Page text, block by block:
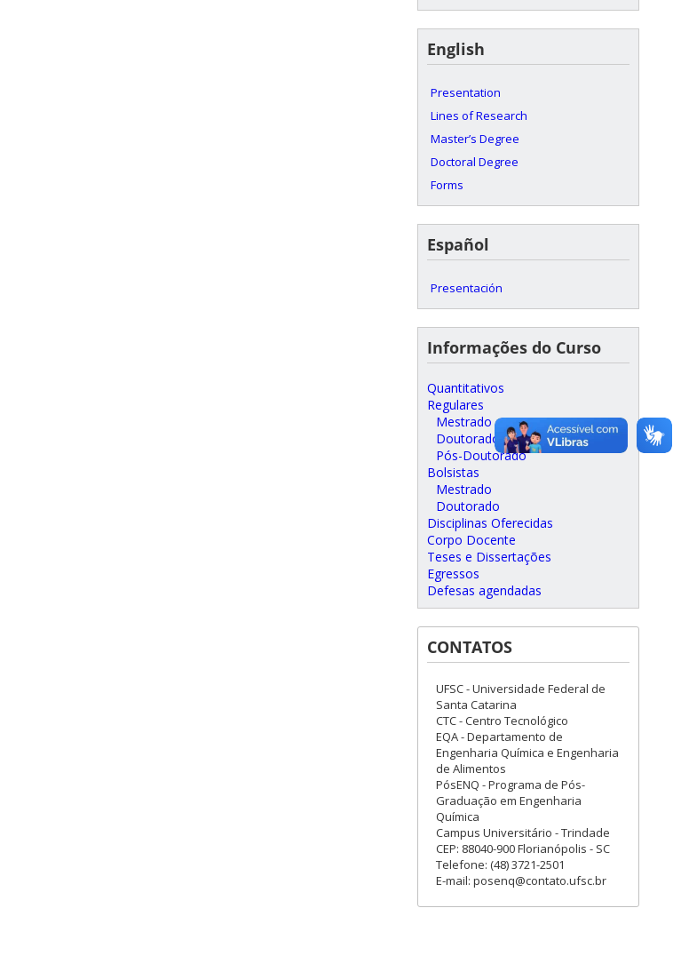
English
Presentation
Lines of Research
Master’s Degree
Doctoral Degree
Forms
Español
Presentación
Informações do Curso
Quantitativos
Regulares
Mestrado
Doutorado
Pós-Doutorado
Bolsistas
Mestrado
Doutorado
Disciplinas Oferecidas
Corpo Docente
Teses e Dissertações
Egressos
Defesas agendadas
CONTATOS
UFSC - Universidade Federal de
Santa Catarina
CTC - Centro Tecnológico
EQA - Departamento de
Engenharia Química e Engenharia
de Alimentos
PósENQ - Programa de Pós-
Graduação em Engenharia
Química
Campus Universitário - Trindade
CEP: 88040-900 Florianópolis - SC
Telefone: (48) 3721-2501
E-mail: posenq@contato.ufsc.br